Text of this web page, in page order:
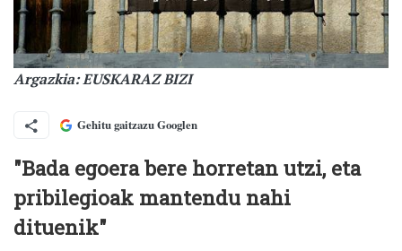
Argazkia: EUSKARAZ BIZI
Gehitu gaitzazu Googlen
"Bada egoera bere horretan utzi, eta
pribilegioak mantendu nahi
dituenik"